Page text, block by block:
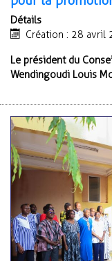
Détails
Création : 28 avril
Le président du
Wendingoudi Louis